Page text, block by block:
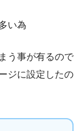
い為
う事が有るので
ジに設定したの